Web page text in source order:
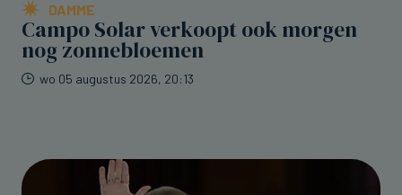
DAMME
Campo Solar verkoopt ook morgen
nog zonnebloemen
wo 05 augustus 2026, 20:13